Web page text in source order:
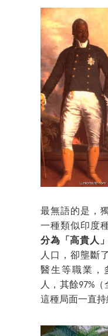
最無語的是，
一種類似印度
分為「高貴人
人口，卻壟斷
醫生等職業，
人，其餘97%
這種局面一直持